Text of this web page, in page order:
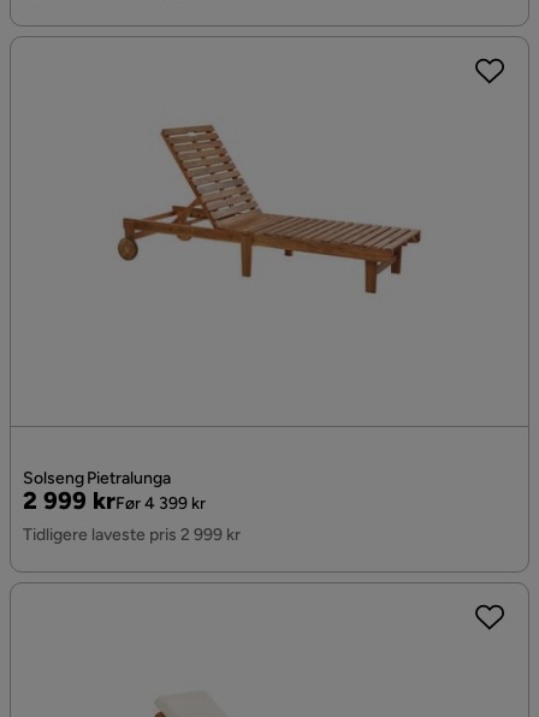
Solseng Pietralunga
Pris
2 999 kr
Original
Pris
Før 4 399 kr
Tidligere laveste pris 2 999 kr